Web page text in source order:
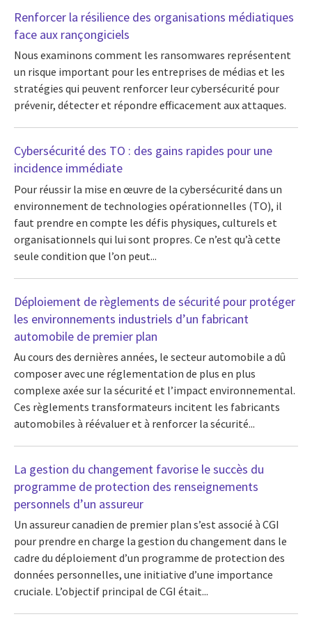
Renforcer la résilience des organisations médiatiques
face aux rançongiciels
Nous examinons comment les ransomwares représentent
un risque important pour les entreprises de médias et les
stratégies qui peuvent renforcer leur cybersécurité pour
prévenir, détecter et répondre efficacement aux attaques.
Cybersécurité des TO : des gains rapides pour une
incidence immédiate
Pour réussir la mise en œuvre de la cybersécurité dans un
environnement de technologies opérationnelles (TO), il
faut prendre en compte les défis physiques, culturels et
organisationnels qui lui sont propres. Ce n’est qu’à cette
seule condition que l’on peut...
Déploiement de règlements de sécurité pour protéger
les environnements industriels d’un fabricant
automobile de premier plan
Au cours des dernières années, le secteur automobile a dû
composer avec une réglementation de plus en plus
complexe axée sur la sécurité et l’impact environnemental.
Ces règlements transformateurs incitent les fabricants
automobiles à réévaluer et à renforcer la sécurité...
La gestion du changement favorise le succès du
programme de protection des renseignements
personnels d’un assureur
Un assureur canadien de premier plan s’est associé à CGI
pour prendre en charge la gestion du changement dans le
cadre du déploiement d’un programme de protection des
données personnelles, une initiative d’une importance
cruciale. L’objectif principal de CGI était...